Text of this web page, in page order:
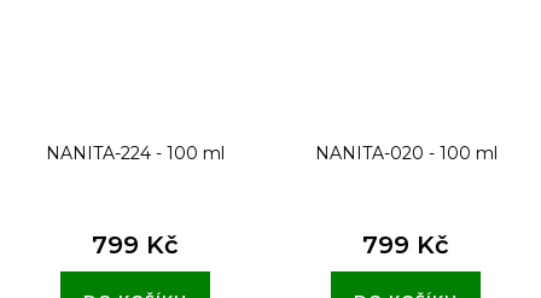
NANITA-224 - 100 ml
799 Kč
NANITA-020 - 100 ml
799 Kč